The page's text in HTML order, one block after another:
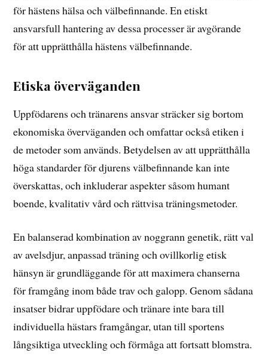
för hästens hälsa och välbefinnande. En etiskt
ansvarsfull hantering av dessa processer är avgörande
för att upprätthålla hästens välbefinnande.
Etiska överväganden
Uppfödarens och tränarens ansvar sträcker sig bortom
ekonomiska överväganden och omfattar också etiken i
de metoder som används. Betydelsen av att upprätthålla
höga standarder för djurens välbefinnande kan inte
överskattas, och inkluderar aspekter såsom humant
boende, kvalitativ vård och rättvisa träningsmetoder.
En balanserad kombination av noggrann genetik, rätt val
av avelsdjur, anpassad träning och ovillkorlig etisk
hänsyn är grundläggande för att maximera chanserna
för framgång inom både trav och galopp. Genom sådana
insatser bidrar uppfödare och tränare inte bara till
individuella hästars framgångar, utan till sportens
långsiktiga utveckling och förmåga att fortsatt blomstra.